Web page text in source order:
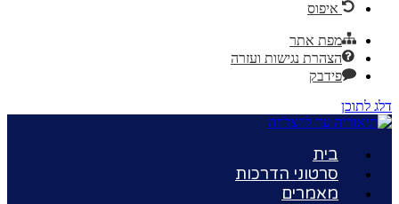
איפוס
מפת אתר
הצהרת נגישות ועזרה
פידבק
דלג לתוכן
בית
סרטוני הדרכות
מאמרים